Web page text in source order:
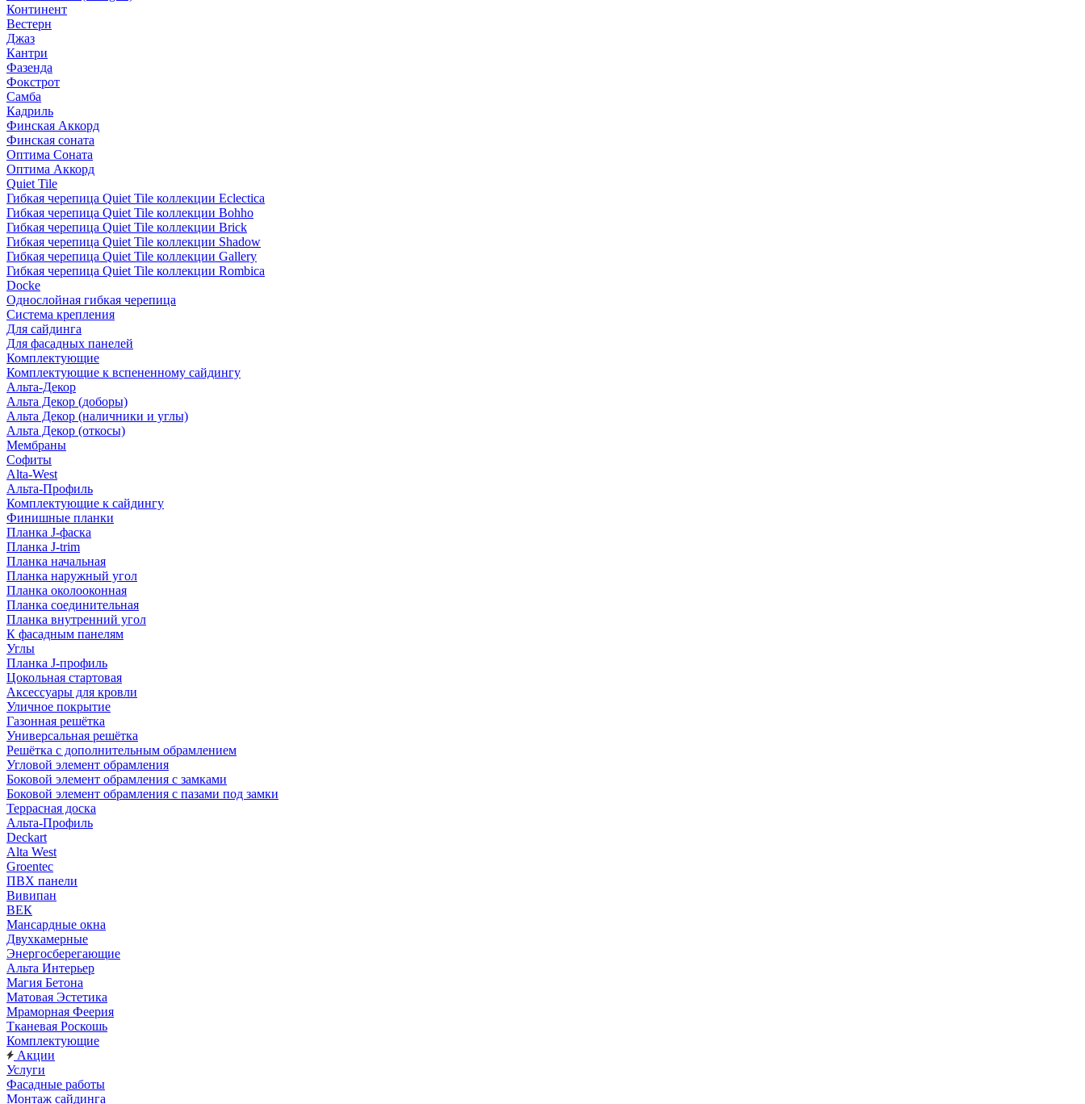
Континент
Вестерн
Джаз
Кантри
Фазенда
Фокстрот
Самба
Кадриль
Финская Аккорд
Финская соната
Оптима Соната
Оптима Аккорд
Quiet Tile
Гибкая черепица Quiet Tile коллекции Eclectica
Гибкая черепица Quiet Tile коллекции Bohho
Гибкая черепица Quiet Tile коллекции Brick
Гибкая черепица Quiet Tile коллекции Shadow
Гибкая черепица Quiet Tile коллекции Gallery
Гибкая черепица Quiet Tile коллекции Rombica
Docke
Однослойная гибкая черепица
Система крепления
Для сайдинга
Для фасадных панелей
Комплектующие
Комплектующие к вспененному сайдингу
Альта-Декор
Альта Декор (доборы)
Альта Декор (наличники и углы)
Альта Декор (откосы)
Мембраны
Софиты
Alta-West
Альта-Профиль
Комплектующие к сайдингу
Финишные планки
Планка J-фаска
Планка J-trim
Планка начальная
Планка наружный угол
Планка околооконная
Планка соединительная
Планка внутренний угол
К фасадным панелям
Углы
Планка J-профиль
Цокольная стартовая
Аксессуары для кровли
Уличное покрытие
Газонная решётка
Универсальная решётка
Решётка с дополнительным обрамлением
Угловой элемент обрамления
Боковой элемент обрамления с замками
Боковой элемент обрамления с пазами под замки
Террасная доска
Альта-Профиль
Deckart
Alta West
Groentec
ПВХ панели
Вивипан
ВЕК
Мансардные окна
Двухкамерные
Энергосберегающие
Альта Интерьер
Магия Бетона
Матовая Эстетика
Мраморная Феерия
Тканевая Роскошь
Комплектующие
Акции
Услуги
Фасадные работы
Монтаж сайдинга